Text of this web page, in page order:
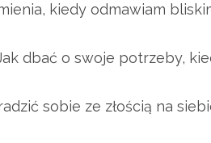
kiedy odmawiam
dbać o swoje potrzeby,
sobie ze złością na